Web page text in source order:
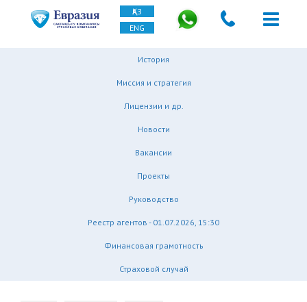
ҚАЗ
ENG
История
Миссия и стратегия
Лицензии и др.
Новости
Вакансии
Проекты
Руководство
Реестр агентов - 01.07.2026, 15:30
Финансовая грамотность
Страховой случай